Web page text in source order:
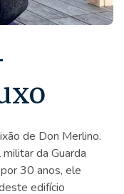
de Don Merlino.
da Guarda
30 anos, ele
edifício